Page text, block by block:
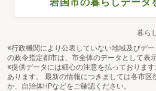
暮ら
※行政機関により公表していない地域及びデ
の政令指定都市は、市全体のデータとして表
※提供データには細心の注意を払っておりま
あります。 最新の情報につきましては各市区
か、自治体HPなどをご確認ください。